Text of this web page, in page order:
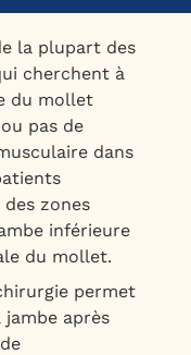
la plupart des
cherchent à
du mollet
pas de
dans
zones
inférieure
du mollet.
permet
après